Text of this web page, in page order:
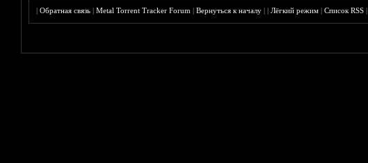
|Обратная связь |Metal Torrent Tracker Forum |Вернуться к началу ||Лёгкий режим |Список RSS |